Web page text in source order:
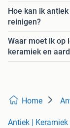
Hoe kan ik
reinigen?
Waar moet ik op
keramiek en
Home
Antiek |